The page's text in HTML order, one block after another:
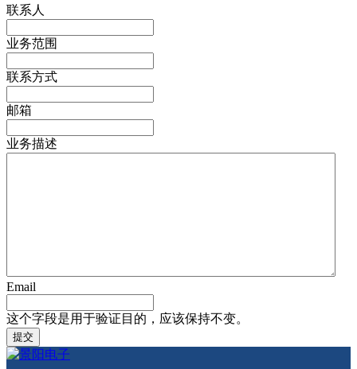
联系人
业务范围
联系方式
邮箱
业务描述
Email
这个字段是用于验证目的，应该保持不变。